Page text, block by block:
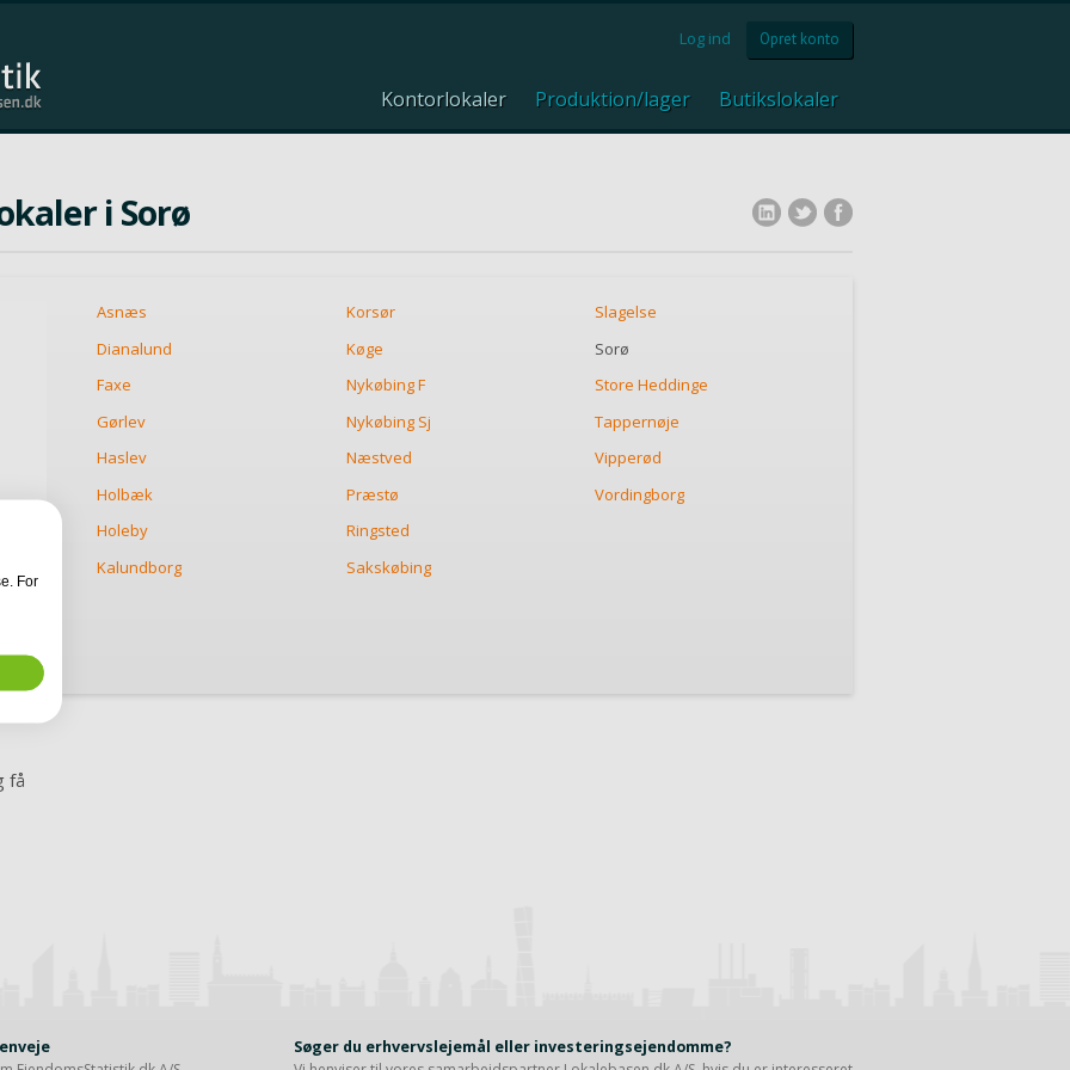
Log ind Opret konto
Kontorlokaler Produktion/lager Butikslokaler
i Sorø
Asnæs Korsør
Slagelse
Dianalund
Køge
Sorø
Faxe
Nykøbing F
Store Heddinge
Gørlev
Nykøbing Sj
Tappernøje
Haslev
Næstved
Vipperød
Holbæk
Præstø
Vordingborg
Holeby
Ringsted
Kalundborg
Sakskøbing
få
Søger du erhvervslejemål eller investeringsejendomme?
For